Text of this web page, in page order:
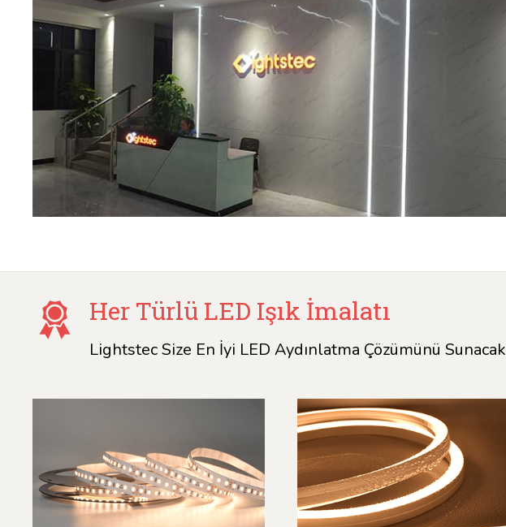
Her Türlü LED Işık İmalatı
Lightstec Size En İyi LED Aydınlatma Çözümünü Sunacak